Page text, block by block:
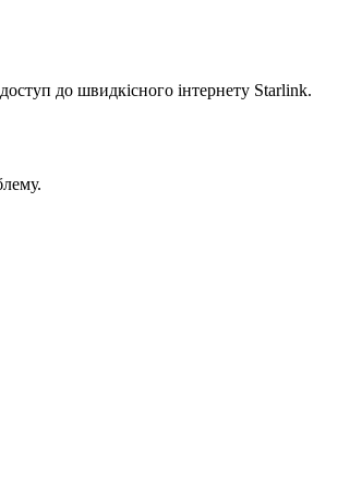
до швидкісного інтернету Starlink.